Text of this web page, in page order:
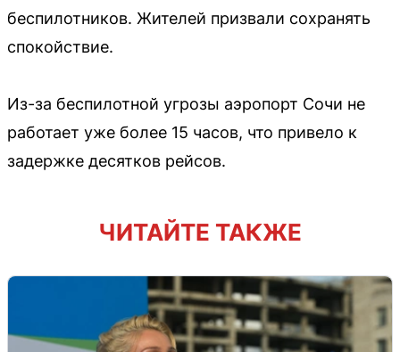
беспилотников. Жителей призвали сохранять
спокойствие.
Из-за беспилотной угрозы аэропорт Сочи не
работает уже более 15 часов, что привело к
задержке десятков рейсов.
ЧИТАЙТЕ ТАКЖЕ